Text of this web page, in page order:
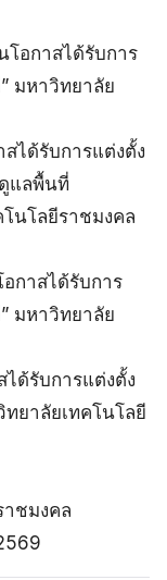
โอกาสได้รับการ
มหาวิทยาลัย
ได้รับการแต่งตั้ง
แลพื้นที่
นโลยีราชมงคล
กาสได้รับการ
มหาวิทยาลัย
ด้รับการแต่งตั้ง
ทยาลัยเทคโนโลยี
าชมงคล